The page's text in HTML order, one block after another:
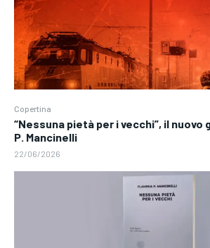
Copertina
“Nessuna pietà per i vecchi”, il nuovo
P. Mancinelli
22/06/2026